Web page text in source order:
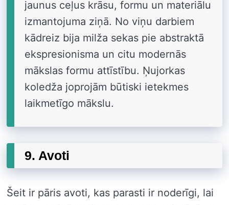
jaunus ceļus krāsu, formu un materiālu
izmantojuma ziņā. No viņu darbiem
kādreiz bija milža sekas pie abstraktā
ekspresionisma un citu modernās
mākslas formu attīstību. Ņujorkas
koledža joprojām būtiski ietekmes
laikmetīgo mākslu.
9. Avoti
Šeit ir pāris avoti, kas parasti ir noderīgi, lai